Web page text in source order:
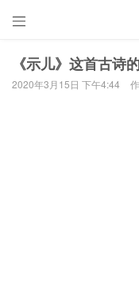

《示儿》这首古诗
2020年3月15日 下午4:44